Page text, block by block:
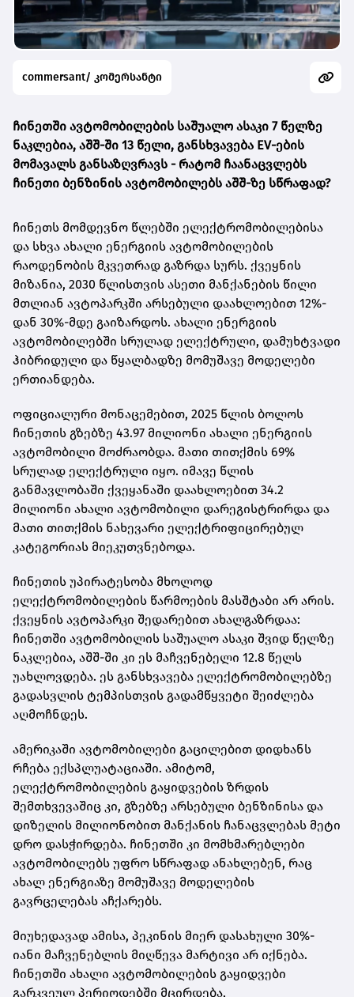
commersant/ კომერსანტი
ჩინეთში ავტომობილების საშუალო ასაკი 7 წელზე
ნაკლებია, აშშ-ში 13 წელი, განსხვავება EV-ების
მომავალს განსაზღვრავს - რატომ ჩაანაცვლებს
ჩინეთი ბენზინის ავტომობილებს აშშ-ზე სწრაფად?
ჩინეთს მომდევნო წლებში ელექტრომობილებისა
და სხვა ახალი ენერგიის ავტომობილების
რაოდენობის მკვეთრად გაზრდა სურს. ქვეყნის
მიზანია, 2030 წლისთვის ასეთი მანქანების წილი
მთლიან ავტოპარკში არსებული დაახლოებით 12%-
დან 30%-მდე გაიზარდოს. ახალი ენერგიის
ავტომობილებში სრულად ელექტრული, დამუხტვადი
ჰიბრიდული და წყალბადზე მომუშავე მოდელები
ერთიანდება.
ოფიციალური მონაცემებით, 2025 წლის ბოლოს
ჩინეთის გზებზე 43.97 მილიონი ახალი ენერგიის
ავტომობილი მოძრაობდა. მათი თითქმის 69%
სრულად ელექტრული იყო. იმავე წლის
განმავლობაში ქვეყანაში დაახლოებით 34.2
მილიონი ახალი ავტომობილი დარეგისტრირდა და
მათი თითქმის ნახევარი ელექტრიფიცირებულ
კატეგორიას მიეკუთვნებოდა.
ჩინეთის უპირატესობა მხოლოდ
ელექტრომობილების წარმოების მასშტაბი არ არის.
ქვეყნის ავტოპარკი შედარებით ახალგაზრდაა:
ჩინეთში ავტომობილის საშუალო ასაკი შვიდ წელზე
ნაკლებია, აშშ-ში კი ეს მაჩვენებელი 12.8 წელს
უახლოვდება. ეს განსხვავება ელექტრომობილებზე
გადასვლის ტემპისთვის გადამწყვეტი შეიძლება
აღმოჩნდეს.
ამერიკაში ავტომობილები გაცილებით დიდხანს
რჩება ექსპლუატაციაში. ამიტომ,
ელექტრომობილების გაყიდვების ზრდის
შემთხვევაშიც კი, გზებზე არსებული ბენზინისა და
დიზელის მილიონობით მანქანის ჩანაცვლებას მეტი
დრო დასჭირდება. ჩინეთში კი მომხმარებლები
ავტომობილებს უფრო სწრაფად ანახლებენ, რაც
ახალ ენერგიაზე მომუშავე მოდელების
გავრცელებას აჩქარებს.
მიუხედავად ამისა, პეკინის მიერ დასახული 30%-
იანი მაჩვენებლის მიღწევა მარტივი არ იქნება.
ჩინეთში ახალი ავტომობილების გაყიდვები
გარკვეულ პერიოდებში მცირდება,